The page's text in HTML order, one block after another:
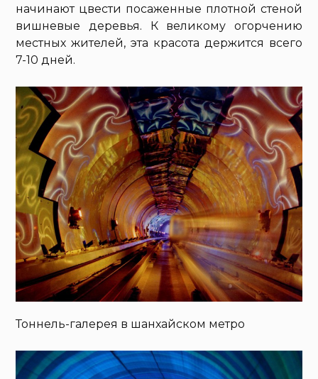
начинают цвести посаженные плотной стеной
вишневые деревья. К великому огорчению
местных жителей, эта красота держится всего
7-10 дней.
Тоннель-галерея в шанхайском метро